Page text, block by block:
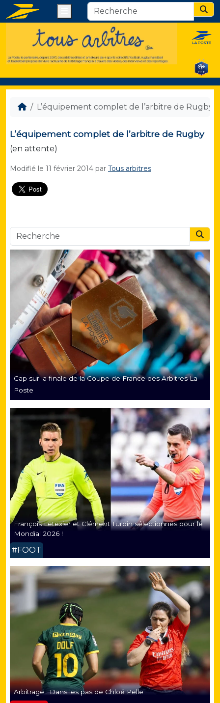
L’équipement complet de l’arbitre de Rugby
L’équipement complet de l’arbitre de Rugby
(en attente)
Modifié le 11 février 2014 par Tous arbitres
Cap sur la finale de la Coupe de France des Arbitres La
Poste
François Letexier et Clément Turpin sélectionnés pour le
Mondial 2026 !
#FOOT
Arbitrage : Dans les pas de Chloé Pelle